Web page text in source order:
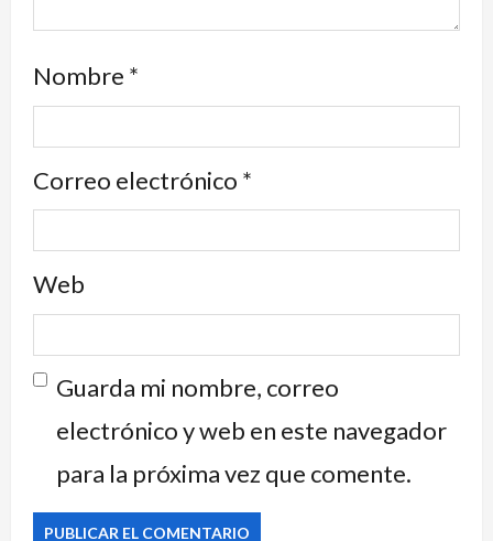
Nombre *
Correo electrónico *
Web
Guarda mi nombre, correo
electrónico y web en este navegador
para la próxima vez que comente.